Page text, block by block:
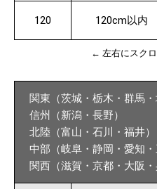
120 120cm以内
← 左右にスク
関東（茨城・栃木・群馬
信州（新潟・長野）
北陸（富山・石川・福井）
中部（岐阜・静岡・愛知・
関西（滋賀・京都・大阪・